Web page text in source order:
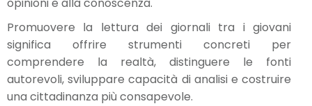
opinioni e alla conoscenza.
Promuovere la lettura dei giornali tra i giovani
significa offrire strumenti concreti per
comprendere la realtà, distinguere le fonti
autorevoli, sviluppare capacità di analisi e costruire
una cittadinanza più consapevole.